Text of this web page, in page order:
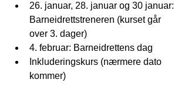
26. januar, 28. januar og 30 januar:
Barneidrettstreneren (kurset går
over 3. dager)
4. februar: Barneidrettens dag
Inkluderingskurs (nærmere dato
kommer)